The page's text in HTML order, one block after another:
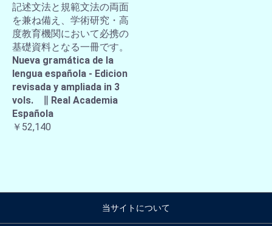
記述文法と規範文法の両面
を兼ね備え、学術研究・高
度教育機関において必携の
基礎資料となる一冊です。
Nueva gramática de la
lengua española - Edicion
revisada y ampliada in 3
vols. ∥ Real Academia
Española
￥52,140
当サイトについて